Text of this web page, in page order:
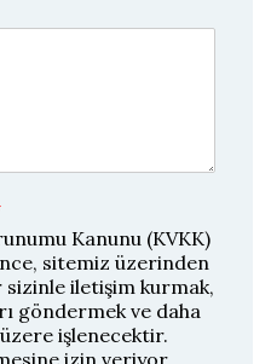
o
u
a
Kanunu (KVKK)
sitemiz üzerinden
iletişim kurmak,
göndermek ve daha
işlenecektir.
izin veriyor